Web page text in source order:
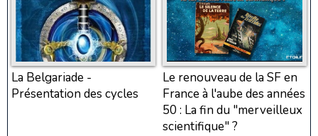
La Belgariade -
Présentation des cycles
Le renouveau de la SF en
France à l'aube des années
50 : La fin du "merveilleux
scientifique" ?